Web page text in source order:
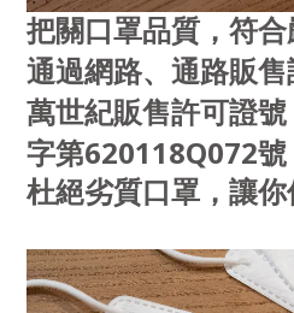
把關口罩品質，符合
通過網路、通路販售
萬世紀販售許可證
字第620118Q072號
杜絕劣質口罩，讓